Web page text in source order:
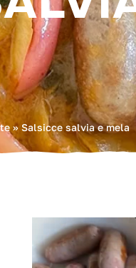
» Salsicce salvia e mela